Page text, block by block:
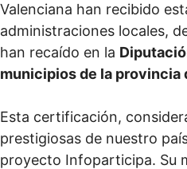
Valenciana han recibido
administraciones locales,
han recaído en la
municipios de la provincia
Esta certificación,
prestigiosas de nuestro
proyecto Infoparticipa. Su